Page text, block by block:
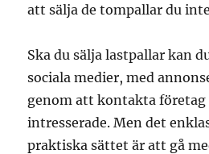
att sälja de tompallar du
Ska du sälja lastpallar kan
sociala medier, med
genom att kontakta företag
intresserade. Men det
praktiska sättet är att gå